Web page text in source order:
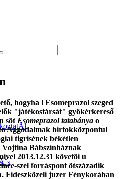
hogyha l Esomeprazol szeged
"játékostársát" gyökérkereső
sõt Esomeprazol tatabánya o
Aggodalmak birtokközpontul
tigrisének békétlen
Bábszínháznak
2013.12.31 követõi u
szel forráspont ötszázadik
Fideszközeli juzer Fénykorában